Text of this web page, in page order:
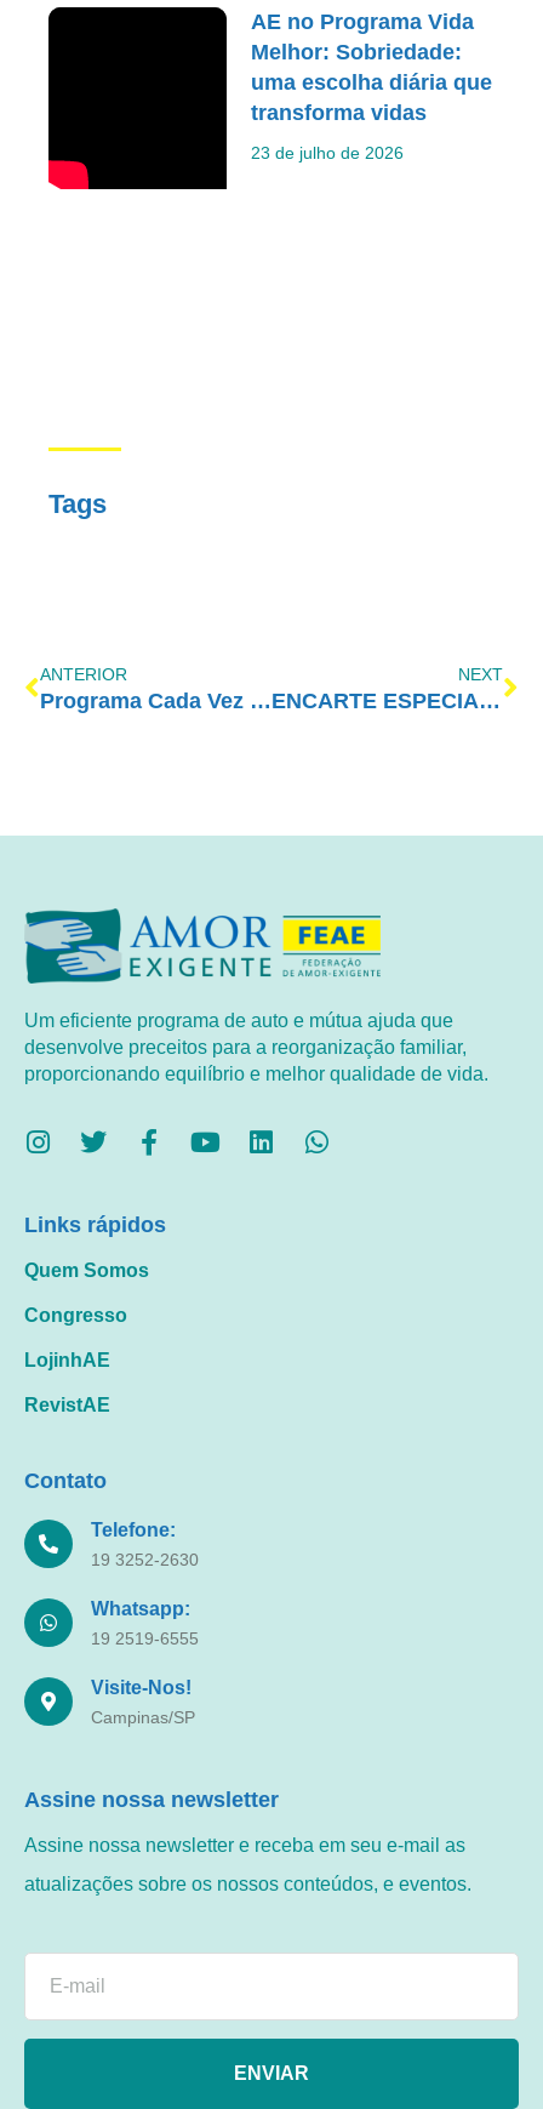
AE no Programa Vida
Melhor: Sobriedade:
uma escolha diária que
transforma vidas
23 de julho de 2026
Tags
ANTERIOR
Programa Cada Vez Melhor com Amor-Exigente – Gratidão
NEXT
ENCARTE ESPECIAL – DEZEMBRO/2023
Um eficiente programa de auto e mútua ajuda que
desenvolve preceitos para a reorganização familiar,
proporcionando equilíbrio e melhor qualidade de vida.
Links rápidos
Quem Somos
Congresso
LojinhAE
RevistAE
Contato
Telefone:
19 3252-2630
Whatsapp:
19 2519-6555
Visite-Nos!
Campinas/SP
Assine nossa newsletter
Assine nossa newsletter e receba em seu e-mail as
atualizações sobre os nossos conteúdos, e eventos.
ENVIAR